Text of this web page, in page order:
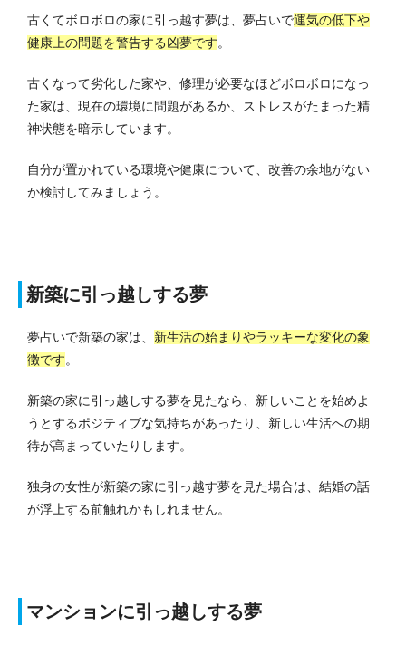
古くてボロボロの家に引っ越す夢は、夢占いで運気の低下や
健康上の問題を警告する凶夢です。
古くなって劣化した家や、修理が必要なほどボロボロになっ
た家は、現在の環境に問題があるか、ストレスがたまった精
神状態を暗示しています。
自分が置かれている環境や健康について、改善の余地がない
か検討してみましょう。
新築に引っ越しする夢
夢占いで新築の家は、 新生活の始まりやラッキーな変化の象
徴です。
新築の家に引っ越しする夢を見たなら、新しいことを始めよ
うとするポジティブな気持ちがあったり、新しい生活への期
待が高まっていたりします。
独身の女性が新築の家に引っ越す夢を見た場合は、結婚の話
が浮上する前触れかもしれません。
マンションに引っ越しする夢